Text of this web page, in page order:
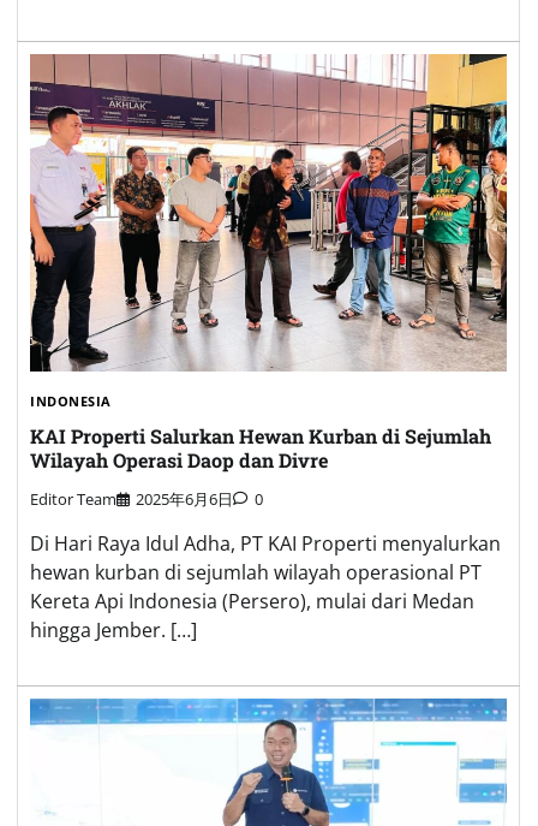
INDONESIA
KAI Properti Salurkan Hewan Kurban di Sejumlah
Wilayah Operasi Daop dan Divre
Editor Team 2025年6月6日 0
Di Hari Raya Idul Adha, PT KAI Properti menyalurkan
hewan kurban di sejumlah wilayah operasional PT
Kereta Api Indonesia (Persero), mulai dari Medan
hingga Jember. […]